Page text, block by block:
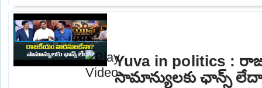
Yuva in politics :
సామాన్యులకు ఛాన్స్